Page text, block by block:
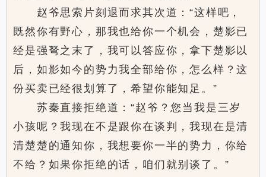
赵爷思索片刻退而求其次道：“这样吧，
既然你有野心，那我也给你一个机会，楚影已
经是强弩之末了，我可以答应你，拿下楚影以
后，如影如今的势力我全部给你，怎么样？这
份买卖已经很划算了，希望你能知足。”
苏秦直接拒绝道：“赵爷？您当我是三岁
小孩呢？我现在不是跟你在谈判，我现在是清
清楚楚的通知你，我想要你一半的势力，你给
不给？如果你拒绝的话，咱们就别谈了。”